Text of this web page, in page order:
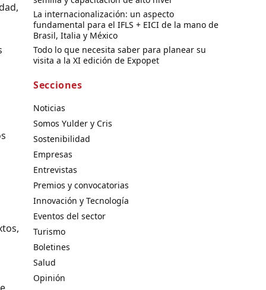
La internacionalización: un aspecto
fundamental para el IFLS + EICI de la mano de
Brasil, Italia y México
Todo lo que necesita saber para planear su
visita a la XI edición de Expopet
Secciones
Noticias
Somos Yulder y Cris
Sostenibilidad
Empresas
Entrevistas
Premios y convocatorias
Innovación y Tecnología
Eventos del sector
Turismo
Boletines
Salud
Opinión